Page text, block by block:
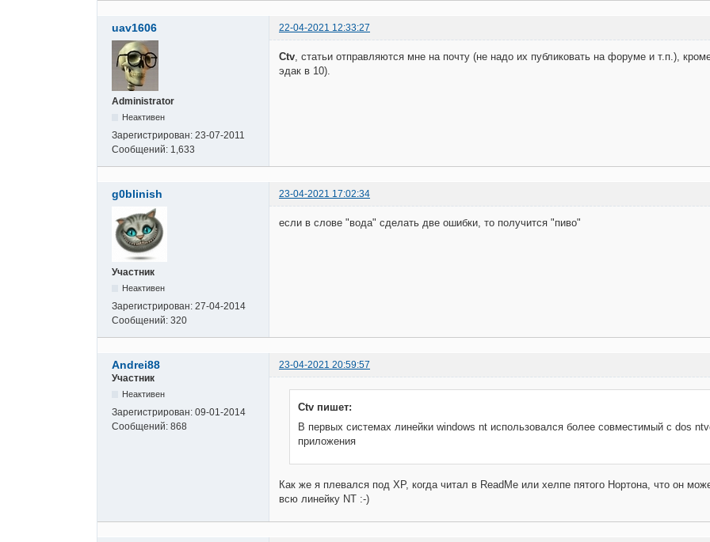
uav1606 22-04-2021 12:33:27
Administrator
Неактивен
Зарегистрирован: 23-07-2011
Сообщений: 1,633
Ctv, статьи отправляются мне на почту (не надо их публиковать на форуме и т.п.),
эдак в 10).
g0blinish 23-04-2021 17:02:34
Участник
Неактивен
Зарегистрирован: 27-04-2014
Сообщений: 320
если в слове "вода" сделать две ошибки, то получится "пиво"
Andrei88
23-04-2021 20:59:57
Участник
Неактивен
Зарегистрирован: 09-01-2014
Сообщений: 868
Ctv пишет:
В первых системах линейки windows nt использовался более совместимый с dos
приложения
Как же я плевался под ХР, когда читал в ReadMe или хелпе пятого Нортона, что он
всю линейку NT :-)